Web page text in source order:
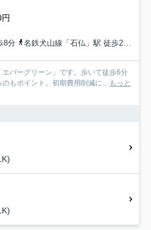
8分
名鉄犬山線「石仏」駅 徒歩22分
バーグリーン」です。歩いて徒歩6分
もポイント。初期費用削減に... もっと